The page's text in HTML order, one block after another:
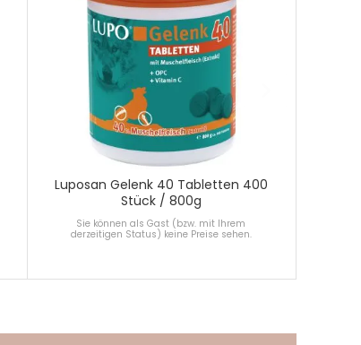
Luposan Gelenk 40 Tabletten 400
Stück / 800g
Sie können als Gast (bzw. mit Ihrem
derzeitigen Status) keine Preise sehen.